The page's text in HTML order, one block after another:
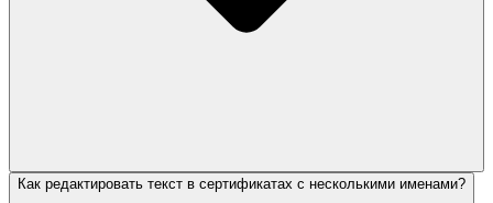
Как редактировать текст в сертификатах с несколькими именами?